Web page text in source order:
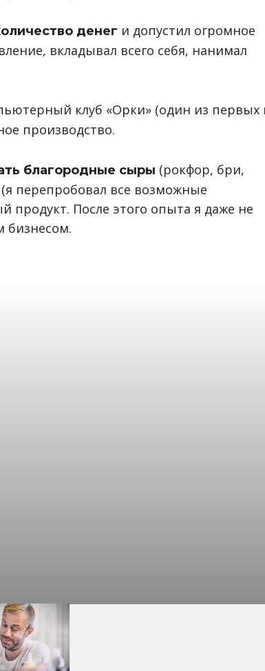
денег и допустил огромное
вкладывал всего себя, нанимал
клуб «Орки» (один из первых
производство.
благородные сыры (рокфор, бри,
перепробовал все возможные
продукт. После этого опыта я даже не
бизнесом.